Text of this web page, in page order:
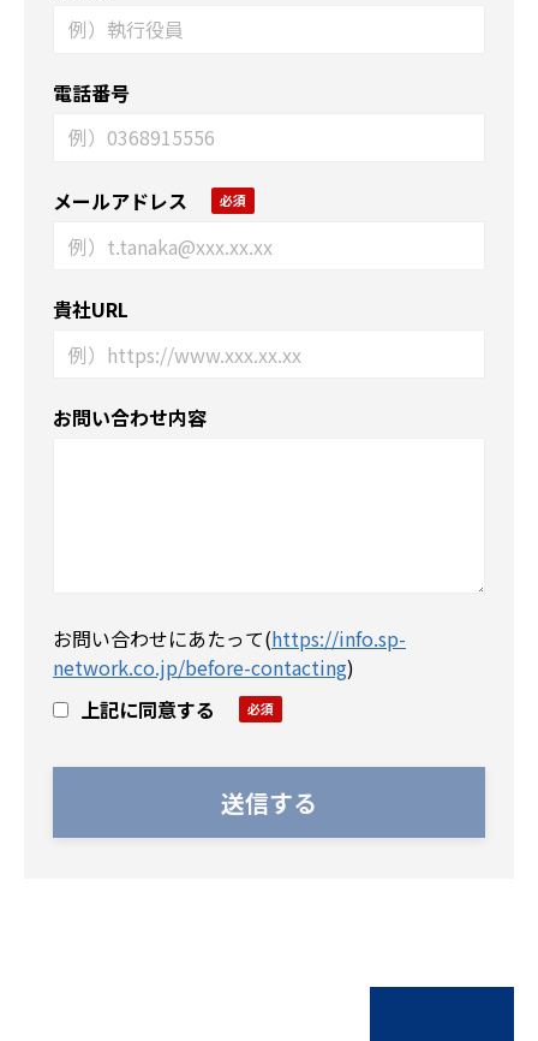
電話番号
メールアドレス
貴社URL
お問い合わせ内容
お問い合わせにあたって(https://info.sp-
network.co.jp/before-contacting)
上記に同意する